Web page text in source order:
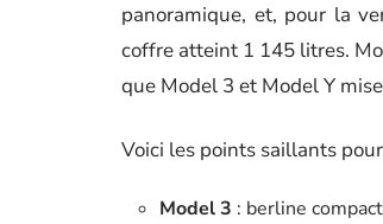
panoramique, et, pour la
coffre atteint 1 145 litres.
que Model 3 et Model Y
Voici les points saillants
Model 3 : berline